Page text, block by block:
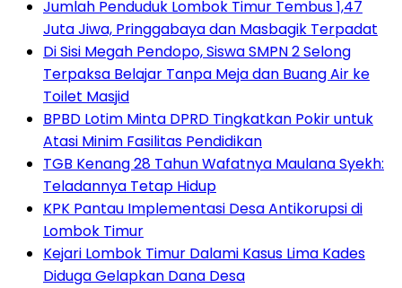
Jumlah Penduduk Lombok Timur Tembus 1,47
Juta Jiwa, Pringgabaya dan Masbagik Terpadat
Di Sisi Megah Pendopo, Siswa SMPN 2 Selong
Terpaksa Belajar Tanpa Meja dan Buang Air ke
Toilet Masjid
BPBD Lotim Minta DPRD Tingkatkan Pokir untuk
Atasi Minim Fasilitas Pendidikan
TGB Kenang 28 Tahun Wafatnya Maulana Syekh:
Teladannya Tetap Hidup
KPK Pantau Implementasi Desa Antikorupsi di
Lombok Timur
Kejari Lombok Timur Dalami Kasus Lima Kades
Diduga Gelapkan Dana Desa